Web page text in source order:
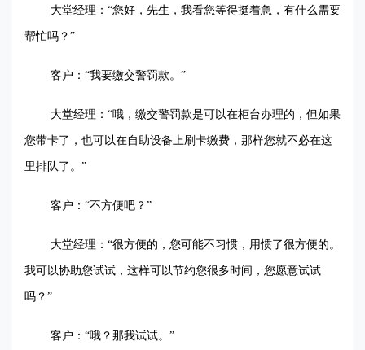
大堂经理：“您好，先生，我看您等得挺着急，有什么需要
帮忙吗？”
客户：“我要缴交警罚款。”
大堂经理：“哦，缴交警罚款是可以在柜台办理的，但如果
您带卡了，也可以在自助设备上刷卡缴费，那样您就不必在这
里排队了。”
客户：“不方便吧？”
大堂经理：“很方便的，您可能不习惯，用惯了很方便的。
我可以协助您试试，这样可以节约您很多时间，您愿意试试
吗？”
客户：“哦？那我试试。”